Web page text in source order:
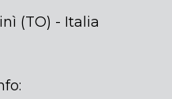
(TO) - Italia